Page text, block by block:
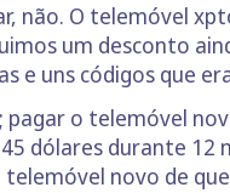
não. O telemóvel
um desconto
e uns códigos que
o telemóvel
45 dólares durante 12
novo de